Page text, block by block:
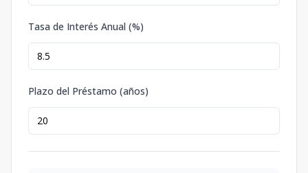
Tasa de Interés Anual (%)
Plazo del Préstamo (años)